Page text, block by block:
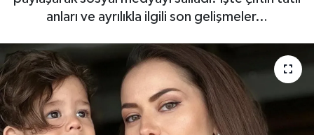
anları ve ayrılıkla ilgili son gelişmeler…